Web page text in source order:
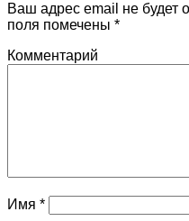
Ваш адрес email не будет
поля помечены *
Комментарий
Имя *